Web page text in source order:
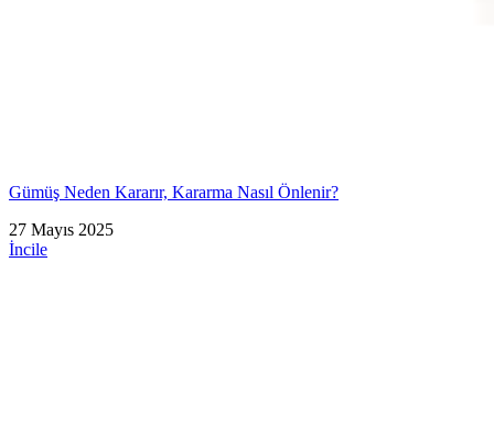
Gümüş Neden Kararır, Kararma Nasıl Önlenir?
27 Mayıs 2025
İncile